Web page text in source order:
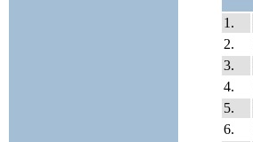
1.
2.
3.
4.
5.
6.